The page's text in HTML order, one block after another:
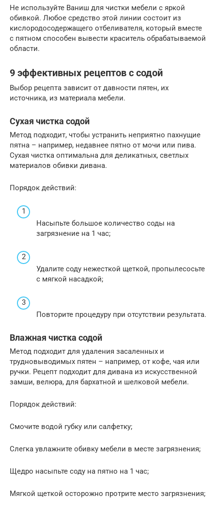
Не используйте Ваниш для чистки мебели с яркой
обивкой. Любое средство этой линии состоит из
кислородосодержащего отбеливателя, который вместе
с пятном способен вывести краситель обрабатываемой
области.
9 эффективных рецептов с содой
Выбор рецепта зависит от давности пятен, их
источника, из материала мебели.
Сухая чистка содой
Метод подходит, чтобы устранить неприятно пахнущие
пятна – например, недавнее пятно от мочи или пива.
Сухая чистка оптимальна для деликатных, светлых
материалов обивки дивана.
Порядок действий:
Насыпьте большое количество соды на
загрязнение на 1 час;
Удалите соду нежесткой щеткой, пропылесосьте
с мягкой насадкой;
Повторите процедуру при отсутствии результата.
Влажная чистка содой
Метод подходит для удаления засаленных и
трудновыводимых пятен – например, от кофе, чая или
ручки. Рецепт подходит для дивана из искусственной
замши, велюра, для бархатной и шелковой мебели.
Порядок действий:
Смочите водой губку или салфетку;
Слегка увлажните обивку мебели в месте загрязнения;
Щедро насыпьте соду на пятно на 1 час;
Мягкой щеткой осторожно протрите место загрязнения;